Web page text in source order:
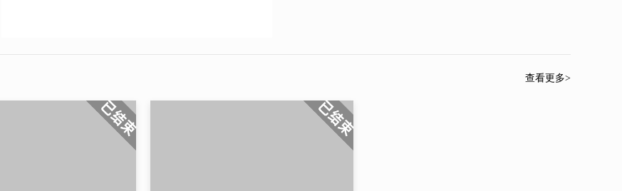
才发展，人岗匹配，人才梯队建设等。
2年中学生职业生涯规划经验，主要集中在中学生
职业兴趣探索，学业内驱力挖掘，高考报考咨询等
三、擅长领域：
查看更多>